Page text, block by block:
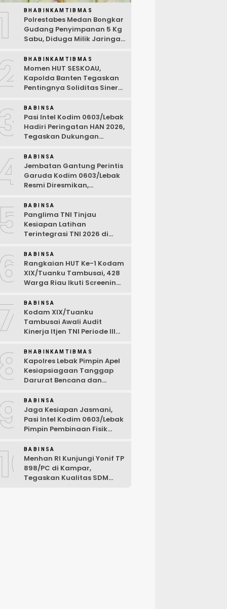
BHABINKAMTIBMAS
Polrestabes Medan Bongkar
Gudang Penyimpanan 5 Kg
Sabu, Diduga Milik Jaringan
BHABINKAMTIBMAS
Momen HUT SESKOAU,
Kapolda Banten Tegaskan
Pentingnya Soliditas Sinergi
BABINSA
Pasi Intel Kodim 0603/Lebak
Hadiri Peringatan HAN 2026,
Tegaskan Dukungan
Ramah Anak
BABINSA
Jembatan Gantung Perintis
Garuda Kodim 0603/Lebak
Resmi Diresmikan,
Desa Wanasalam
BABINSA
Panglima TNI Tinjau
Kesiapan Latihan
Terintegrasi TNI 2026 di
BABINSA
Rangkaian HUT Ke-1 Kodam
XIX/Tuanku Tambusai, 428
Warga Riau Ikuti Screening
BABINSA
Kodam XIX/Tuanku
Tambusai Awali Audit
Kinerja Itjen TNI Periode III
BHABINKAMTIBMAS
Kapolres Lebak Pimpin Apel
Kesiapsiagaan Tanggap
Darurat Bencana dan
BABINSA
Jaga Kesiapan Jasmani,
Pasi Intel Kodim 0603/Lebak
Pimpin Pembinaan Fisik
BABINSA
Menhan RI Kunjungi Yonif TP
898/PC di Kampar,
Tegaskan Kualitas SDM